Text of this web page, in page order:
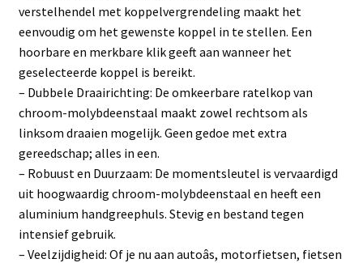
verstelhendel met koppelvergrendeling maakt het
eenvoudig om het gewenste koppel in te stellen. Een
hoorbare en merkbare klik geeft aan wanneer het
geselecteerde koppel is bereikt.
– Dubbele Draairichting: De omkeerbare ratelkop van
chroom-molybdeenstaal maakt zowel rechtsom als
linksom draaien mogelijk. Geen gedoe met extra
gereedschap; alles in een.
– Robuust en Duurzaam: De momentsleutel is vervaardigd
uit hoogwaardig chroom-molybdeenstaal en heeft een
aluminium handgreephuls. Stevig en bestand tegen
intensief gebruik.
– Veelzijdigheid: Of je nu aan autoâs, motorfietsen, fietsen